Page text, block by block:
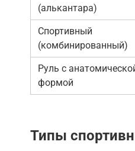
(алькантара)
Спортивный
(комбинированный)
Руль с
формой
Типы